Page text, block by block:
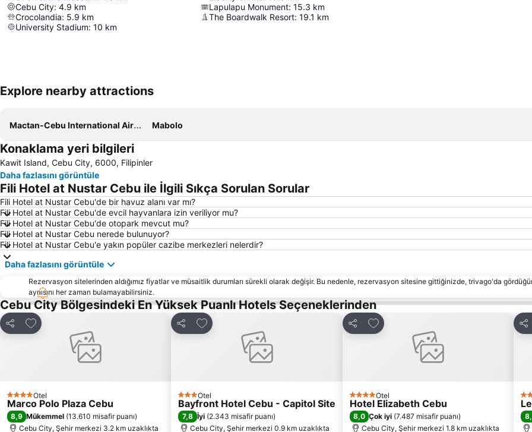
Cebu City: 4.9 km
Crocolandia: 5.9 km
University Stadium: 10 km
Lapulapu Monument: 15.3 km
The Boardwalk Resort: 19.1 km
Explore nearby attractions
Mactan-Cebu International Airport Mabolo
Konaklama yeri bilgileri
Kawit Island, Cebu City, 6000, Filipinler
Daha fazlasını görüntüle
Fili Hotel at Nustar Cebu ile İlgili Sıkça Sorulan Sorular
Fili Hotel at Nustar Cebu'de bir havuz alanı var mı?
Fili Hotel at Nustar Cebu'de evcil hayvanlara izin veriliyor mu?
Fili Hotel at Nustar Cebu'de otopark mevcut mu?
Fili Hotel at Nustar Cebu nerede bulunuyor?
Fili Hotel at Nustar Cebu'e yakın popüler cazibe merkezleri nelerdir?
Daha fazlasını görüntüle
Rezervasyon sitelerinden aldığımız fiyatlar ve müsaitlik durumları sürekli olarak değişir. Bu nedenle, rezervasyon sitesine gittiğinizde, trivago'da
aynısını her zaman bulamayabilirsiniz.
Cebu City Bölgesindeki En Yüksek Puanlı Hotels Seçeneklerinden
Paylaş
Favorilerime ekle
4 YıldızOtel
Marco Polo Plaza Cebu
8,9 Mükemmel (13.610 misafir puanı)
Cebu City, Şehir merkezi 3.2 km uzaklıkta
Paylaş
Favorilerime ekle
3 Yıldız
Otel
Bayfront Hotel Cebu - Capitol Site
7,8 İyi (2.343 misafir puanı)
Cebu City, Şehir merkezi 0.9 km uzaklıkta
Paylaş
Favorilerime ekle
4 YıldızOtel
Hotel Elizabeth Cebu
8,0 Çok iyi (7.487 misafir puanı)
Cebu City, Şehir merkezi 1.8 km uzaklıkta
4